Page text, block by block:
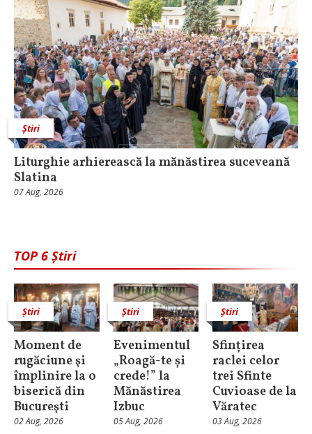
Știri
Liturghie arhierească la mănăstirea suceveană
Slatina
07 Aug, 2026
TOP 6 Știri
Știri
Moment de
rugăciune şi
împlinire la o
biserică din
Bucureşti
02 Aug, 2026
Știri
Evenimentul
„Roagă-te și
crede!” la
Mănăstirea
Izbuc
05 Aug, 2026
Știri
Sfințirea
raclei celor
trei Sfinte
Cuvioase de la
Văratec
03 Aug, 2026